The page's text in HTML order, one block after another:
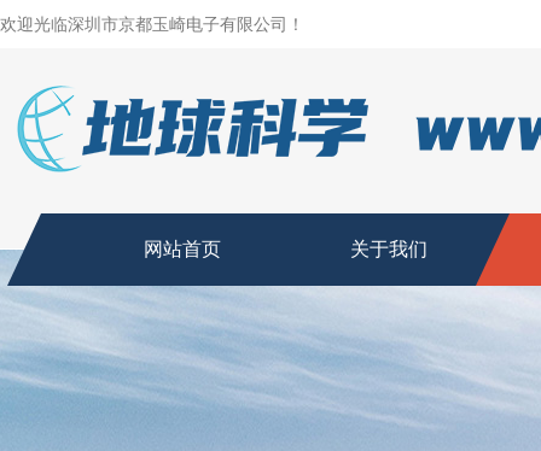
欢迎光临深圳市京都玉崎电子有限公司！
网站首页 关于我们